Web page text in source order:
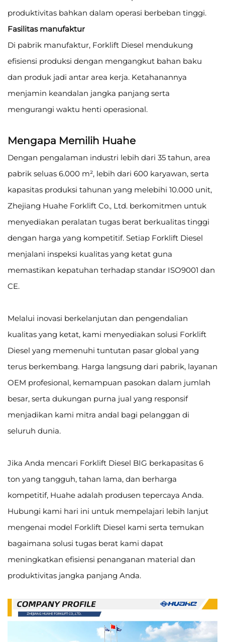
produktivitas bahkan dalam operasi berbeban tinggi.
Fasilitas manufaktur
Di pabrik manufaktur, Forklift Diesel mendukung
efisiensi produksi dengan mengangkut bahan baku
dan produk jadi antar area kerja. Ketahanannya
menjamin keandalan jangka panjang serta
mengurangi waktu henti operasional.
Mengapa Memilih Huahe
Dengan pengalaman industri lebih dari 35 tahun, area
pabrik seluas 6.000 m², lebih dari 600 karyawan, serta
kapasitas produksi tahunan yang melebihi 10.000 unit,
Zhejiang Huahe Forklift Co., Ltd. berkomitmen untuk
menyediakan peralatan tugas berat berkualitas tinggi
dengan harga yang kompetitif. Setiap Forklift Diesel
menjalani inspeksi kualitas yang ketat guna
memastikan kepatuhan terhadap standar ISO9001 dan
CE.
Melalui inovasi berkelanjutan dan pengendalian
kualitas yang ketat, kami menyediakan solusi Forklift
Diesel yang memenuhi tuntutan pasar global yang
terus berkembang. Harga langsung dari pabrik, layanan
OEM profesional, kemampuan pasokan dalam jumlah
besar, serta dukungan purna jual yang responsif
menjadikan kami mitra andal bagi pelanggan di
seluruh dunia.
Jika Anda mencari Forklift Diesel BIG berkapasitas 6
ton yang tangguh, tahan lama, dan berharga
kompetitif, Huahe adalah produsen tepercaya Anda.
Hubungi kami hari ini untuk mempelajari lebih lanjut
mengenai model Forklift Diesel kami serta temukan
bagaimana solusi tugas berat kami dapat
meningkatkan efisiensi penanganan material dan
produktivitas jangka panjang Anda.